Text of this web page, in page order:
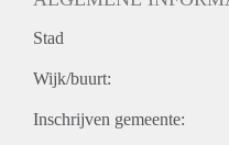
Stad
Wijk/buurt:
Inschrijven gemeente: